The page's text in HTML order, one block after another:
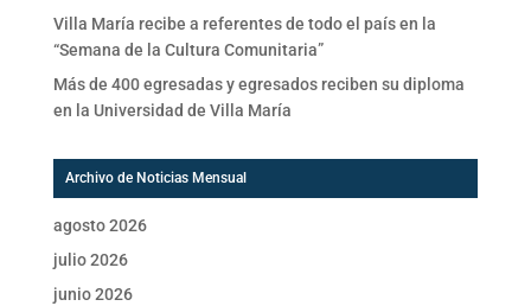
Villa María recibe a referentes de todo el país en la
“Semana de la Cultura Comunitaria”
Más de 400 egresadas y egresados reciben su diploma
en la Universidad de Villa María
Archivo de Noticias Mensual
agosto 2026
julio 2026
junio 2026